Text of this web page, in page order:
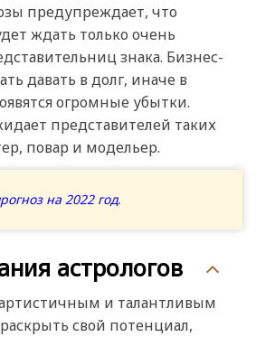
предупреждает, что
ждать только очень
знака. Бизнес-
давать в долг, иначе в
огромные убытки.
представителей таких
повар и модельер.
на 2022 год.
астрологов
и талантливым
свой потенциал,